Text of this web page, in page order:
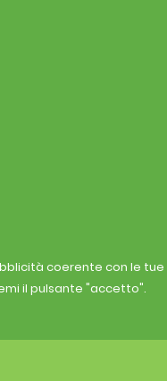
coerente con le
il pulsante "accetto".